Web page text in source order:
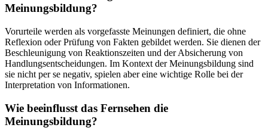
Meinungsbildung?
Vorurteile werden als vorgefasste Meinungen definiert, die ohne
Reflexion oder Prüfung von Fakten gebildet werden. Sie dienen der
Beschleunigung von Reaktionszeiten und der Absicherung von
Handlungsentscheidungen. Im Kontext der Meinungsbildung sind
sie nicht per se negativ, spielen aber eine wichtige Rolle bei der
Interpretation von Informationen.
Wie beeinflusst das Fernsehen die
Meinungsbildung?